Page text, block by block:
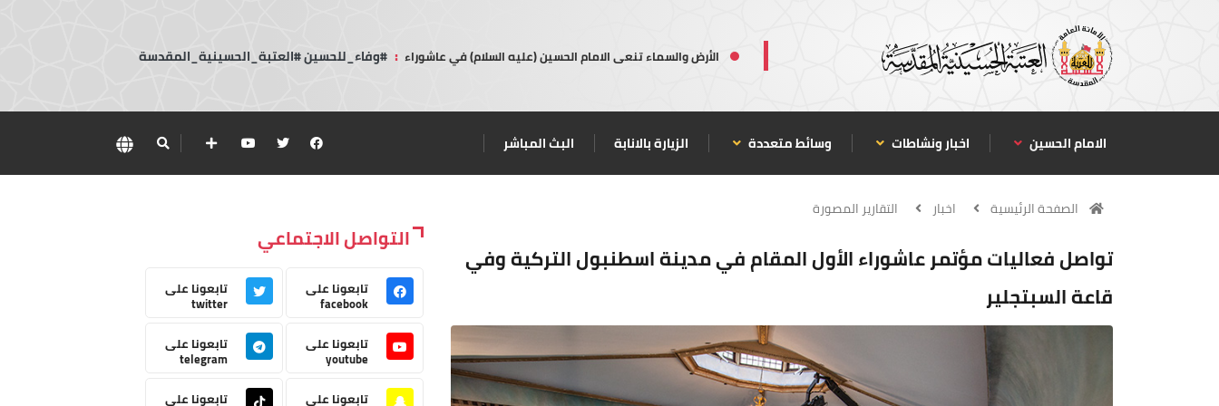
الأرض والسماء تنعى الامام الحسين (عليه السلام) في عاشوراء : #وفاء_للحسين #العتبة_الحسينية_المقدسة
الامام الحسين اخبار ونشاطات وسائط متعددة الزيارة بالانابة البث المباشر
الصفحة الرئيسية اخبار التقارير المصورة
تواصل فعاليات مؤتمر عاشوراء الأول المقام في مدينة اسطنبول التركية وفي
قاعة السبتجلير
التواصل الاجتماعي
تابعونا على
facebook
تابعونا على
twitter
تابعونا على
youtube
تابعونا على
telegram
تابعونا على
تابعونا على